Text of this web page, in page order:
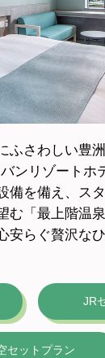
ふさわしい豊
ンリゾートホ
備を備え、ス
む「最上階温
安らぐ贅沢な
JR
セットプラン